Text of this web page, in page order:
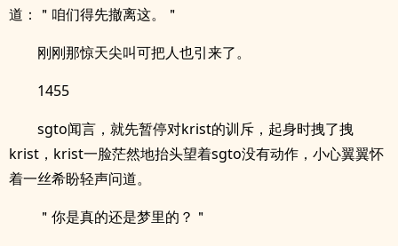
道：＂咱们得先撤离这。＂
刚刚那惊天尖叫可把人也引来了。
1455
sgto闻言，就先暂停对krist的训斥，起身时拽了拽
krist，krist一脸茫然地抬头望着sgto没有动作，小心翼翼怀
着一丝希盼轻声问道。
＂你是真的还是梦里的？＂